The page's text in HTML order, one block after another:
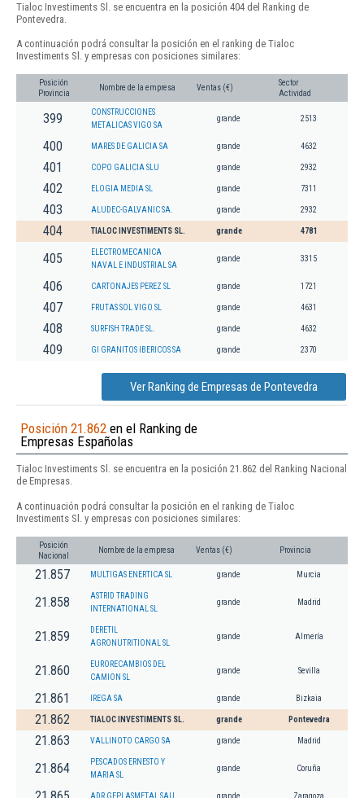
Tialoc Investiments Sl. se encuentra en la posición 404 del Ranking de
Pontevedra.
A continuación podrá consultar la posición en el ranking de Tialoc
Investiments Sl. y empresas con posiciones similares:
Posición
Provincia
Nombre de la empresa Ventas (€)
Sector
Actividad
399
CONSTRUCCIONES
METALICAS VIGO SA
grande 2513
400 MARES DE GALICIA SA grande 4632
401 COPO GALICIA SLU grande 2932
402 ELOGIA MEDIA SL grande 7311
403 ALUDEC-GALVANIC SA. grande 2932
404 TIALOC INVESTIMENTS SL. grande 4781
405
ELECTROMECANICA
NAVAL E INDUSTRIAL SA
grande 3315
406 CARTONAJES PEREZ SL grande 1721
407 FRUTAS SOL VIGO SL grande 4631
408 SURFISH TRADE SL. grande 4632
409 GI GRANITOS IBERICOS SA grande 2370
Ver Ranking de Empresas de Pontevedra
Posición 21.862 en el Ranking de
Empresas Españolas
Tialoc Investiments Sl. se encuentra en la posición 21.862 del Ranking Nacional
de Empresas.
A continuación podrá consultar la posición en el ranking de Tialoc
Investiments Sl. y empresas con posiciones similares:
Posición
Nacional
Nombre de la empresa Ventas (€) Provincia
21.857 MULTIGAS ENERTICA SL grande Murcia
21.858
ASTRID TRADING
INTERNATIONAL SL
grande Madrid
21.859
DERETIL
AGRONUTRITIONAL SL
grande Almería
21.860
EURORECAMBIOS DEL
CAMION SL
grande Sevilla
21.861 IREGA SA grande Bizkaia
21.862 TIALOC INVESTIMENTS SL. grande Pontevedra
21.863 VALLINOTO CARGO SA grande Madrid
21.864
PESCADOS ERNESTO Y
MARIA SL
grande Coruña
ADR GEPLASMETAL SAU grande Zaragoza